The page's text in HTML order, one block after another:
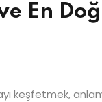
En
keşfetmek,